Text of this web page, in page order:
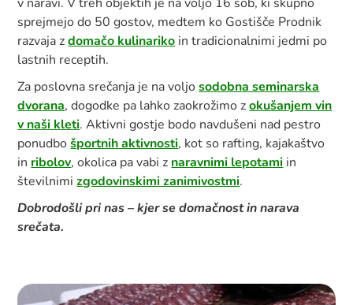
sprejmejo do 50 gostov, medtem ko Gostišče Prodnik
razvaja zdomačo kulinariko in tradicionalnimi jedmi po
lastnih receptih.
Za poslovna srečanja je na voljosodobna seminarska
dvorana, dogodke pa lahko zaokrožimo zokušanjem vin
v naši kleti. Aktivni gostje bodo navdušeni nad pestro
ponudbošportnih aktivnosti, kot so rafting, kajakaštvo
in ribolov, okolica pa vabi z naravnimi lepotami in
številnimizgodovinskimi zanimivostmi.
Dobrodošli pri nas – kjer se domačnost in narava
srečata.